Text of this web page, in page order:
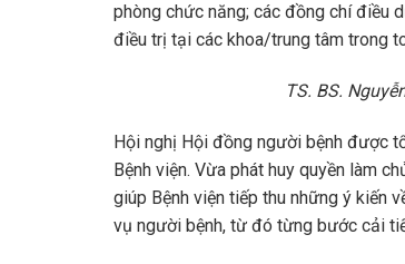
phòng chức năng; các đồng chí điều
điều trị tại các khoa/trung tâm trong
TS. BS.
Hội nghị Hội đồng người bệnh được
Bệnh viện. Vừa phát huy quyền làm
giúp Bệnh viện tiếp thu những ý kiến
vụ người bệnh, từ đó từng bước cải